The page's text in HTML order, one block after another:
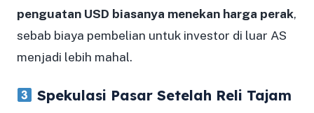
penguatan USD biasanya menekan harga perak,
sebab biaya pembelian untuk investor di luar AS
menjadi lebih mahal.
Spekulasi Pasar Setelah Reli Tajam